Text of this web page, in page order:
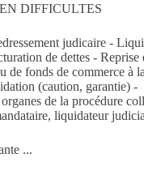
DIFFICULTES
judicaire -
de dettes - Reprise
de fonds de commerce à
(caution, garantie) -
de la procédure
liquidateur
...